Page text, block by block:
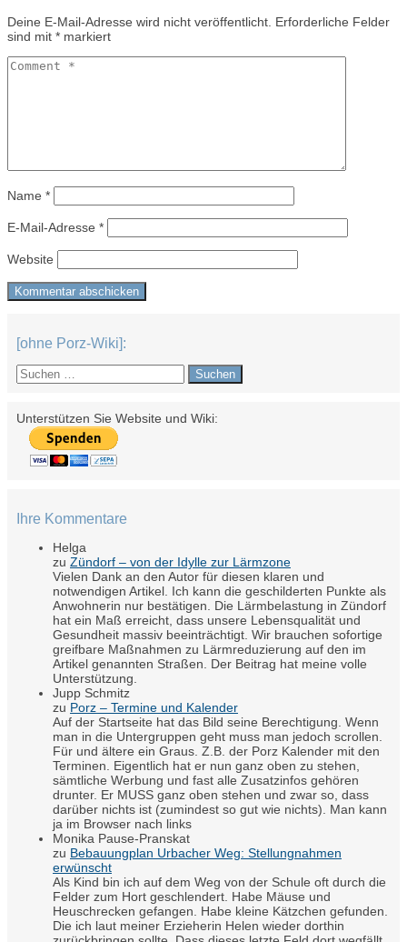
Deine E-Mail-Adresse wird nicht veröffentlicht. Erforderliche Felder
sind mit * markiert
Name *
E-Mail-Adresse *
Website
[ohne Porz-Wiki]:
Suchen
nach:
Unterstützen Sie Website und Wiki:
Ihre Kommentare
Helga
zu Zündorf – von der Idylle zur Lärmzone
Vielen Dank an den Autor für diesen klaren und
notwendigen Artikel. Ich kann die geschilderten Punkte als
Anwohnerin nur bestätigen. Die Lärmbelastung in Zündorf
hat ein Maß erreicht, dass unsere Lebensqualität und
Gesundheit massiv beeinträchtigt. Wir brauchen sofortige
greifbare Maßnahmen zu Lärmreduzierung auf den im
Artikel genannten Straßen. Der Beitrag hat meine volle
Unterstützung.
Jupp Schmitz
zu Porz – Termine und Kalender
Auf der Startseite hat das Bild seine Berechtigung. Wenn
man in die Untergruppen geht muss man jedoch scrollen.
Für und ältere ein Graus. Z.B. der Porz Kalender mit den
Terminen. Eigentlich hat er nun ganz oben zu stehen,
sämtliche Werbung und fast alle Zusatzinfos gehören
drunter. Er MUSS ganz oben stehen und zwar so, dass
darüber nichts ist (zumindest so gut wie nichts). Man kann
ja im Browser nach links
Monika Pause-Pranskat
zu Bebauungplan Urbacher Weg: Stellungnahmen
erwünscht
Als Kind bin ich auf dem Weg von der Schule oft durch die
Felder zum Hort geschlendert. Habe Mäuse und
Heuschrecken gefangen. Habe kleine Kätzchen gefunden.
Die ich laut meiner Erzieherin Helen wieder dorthin